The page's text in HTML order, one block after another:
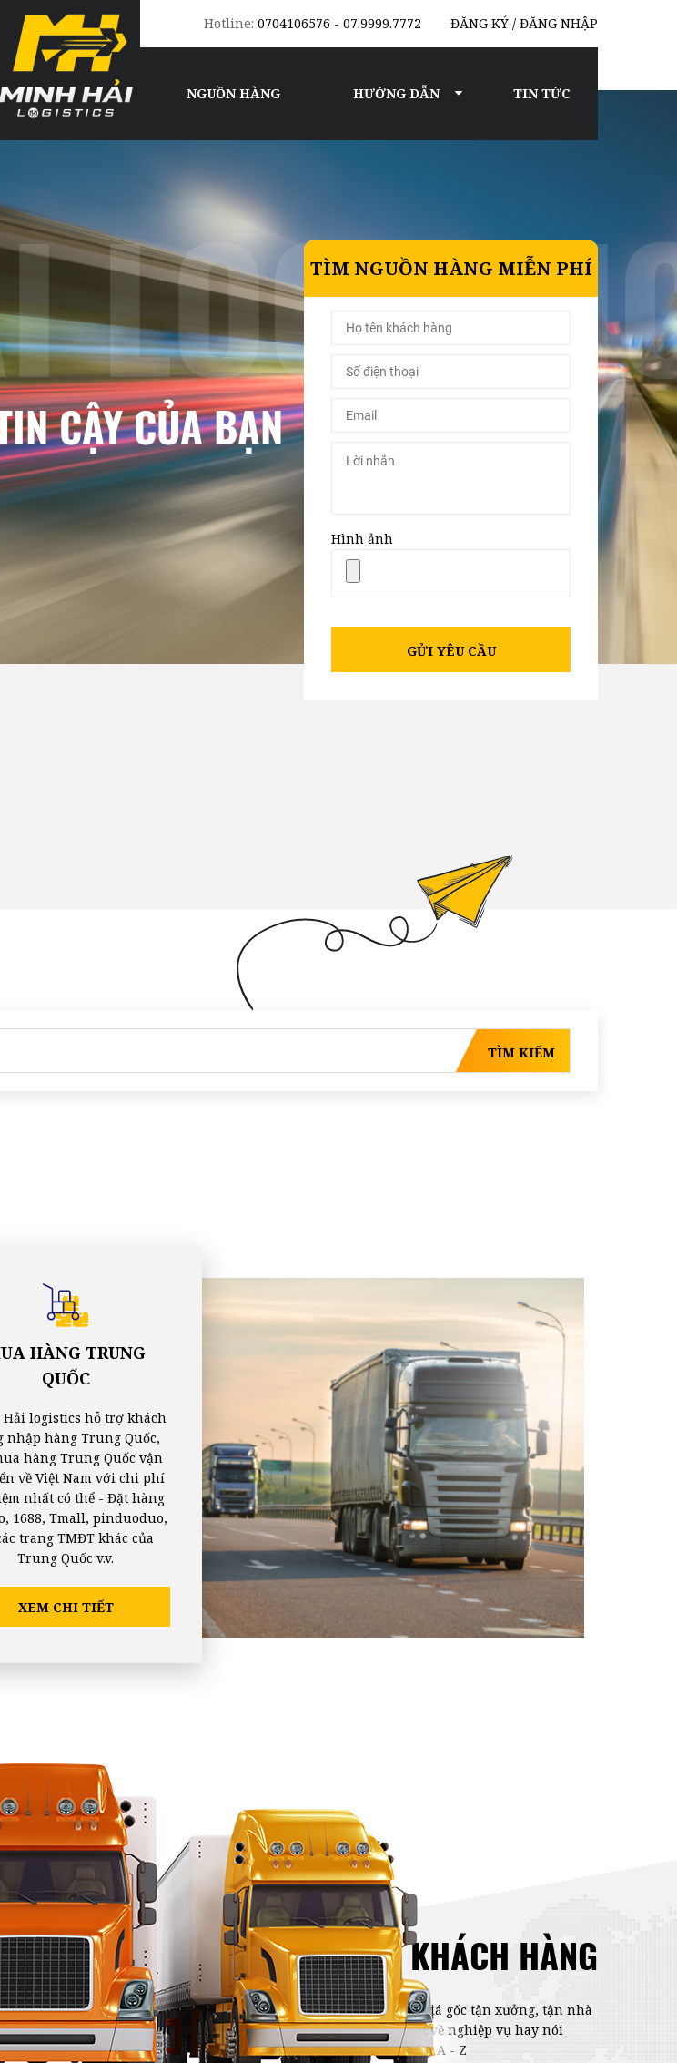
Hotline: 0704106576 - 07.9999.7772 ĐĂNG KÝ / ĐĂNG NHẬP
NGUỒN HÀNG HƯỚNG DẪN TIN TỨC
CẬY CỦA BẠN
TÌM NGUỒN HÀNG MIỄN PHÍ
Hình ảnh
TÌM KIẾM
HÀNG TRUNG
QUỐC
logistics hỗ trợ khách
nhập hàng Trung Quốc,
hàng Trung Quốc vận
về Việt Nam với chi phí
nhất có thể - Đặt hàng
1688, Tmall, pinduoduo,
trang TMĐT khác của
Trung Quốc v.v.
XEM CHI TIẾT
QUYỀN LỢI KHÁCH HÀNG
Cam kết mang lại cho bạn giá gốc tận xưởng, tận nhà
máy và bạn không cần biết về nghiệp vụ hay nói
tiếng Trung. Chúng tôi lo từ A - Z